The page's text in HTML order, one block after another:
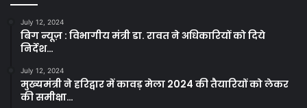
July 12, 2024
बिग न्यूज़ : विभागीय मंत्री डा. रावत ने अधिकारियों को दिये
निर्देश…
July 12, 2024
मुख्यमंत्री ने हरिद्वार में कावड़ मेला 2024 की तैयारियों को लेकर
की समीक्षा…